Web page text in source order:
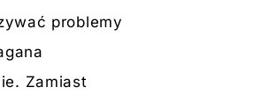
problemy
Zamiast